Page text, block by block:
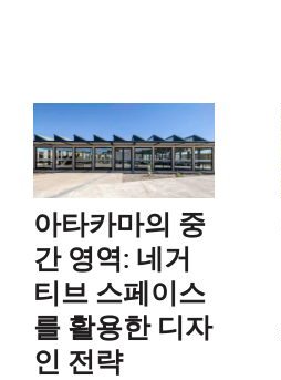
아타카마의 중
간 영역: 네거
티브 스페이스
를 활용한 디자
인 전략